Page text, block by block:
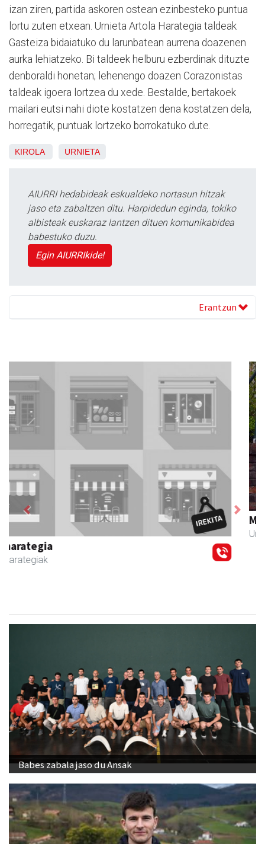
izan ziren, partida askoren ostean ezinbesteko puntua
lortu zuten etxean. Urnieta Artola Harategia taldeak
Gasteiza bidaiatuko du larunbatean aurrena doazenen
aurka lehiatzeko. Bi taldeek helburu ezberdinak dituzte
denboraldi honetan; lehenengo doazen Corazonistas
taldeak igoera lortzea du xede. Bestalde, bertakoek
mailari eutsi nahi diote kostatzen dena kostatzen dela,
horregatik, puntuak lortzeko borrokatuko dute.
KIROLA URNIETA
AIURRI hedabideak eskualdeko nortasun hitzak
jaso eta zabaltzen ditu. Harpidedun eginda, tokiko
albisteak euskaraz lantzen dituen komunikabidea
babestuko duzu.
Egin AIURRIkide!
Erantzun
Magale Ikastetxea
Urnieta - Hezkuntza
Previous Next
Babes zabala jaso du Ansak